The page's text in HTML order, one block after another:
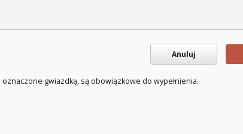
Anuluj
oznaczone gwiazdką, są obowiązkowe do wypełnienia.